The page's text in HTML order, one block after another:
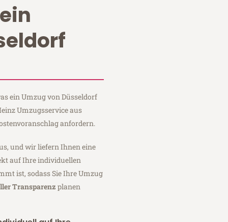
ein Umzug von Düsseldorf
Umzugsservice aus
anfordern.
und wir liefern Ihnen eine
auf Ihre individuellen
ist, sodass Sie Ihre Umzug
Transparenz planen